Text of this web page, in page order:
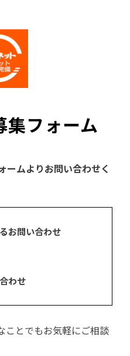
集フォーム
ームよりお問い合わせく
お問い合わせ
わせ
ことでもお気軽にご相談